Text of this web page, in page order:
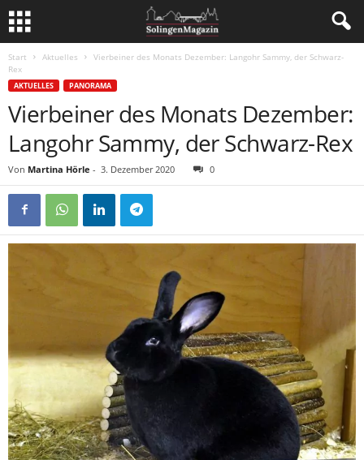
Start Aktuelles
Vierbeiner des Monats Dezember: Langohr Sammy, der Schwarz-
Rex
AKTUELLES PANORAMA
Vierbeiner des Monats Dezember:
Langohr Sammy, der Schwarz-Rex
Von Martina Hörle - 3. Dezember 2020 0